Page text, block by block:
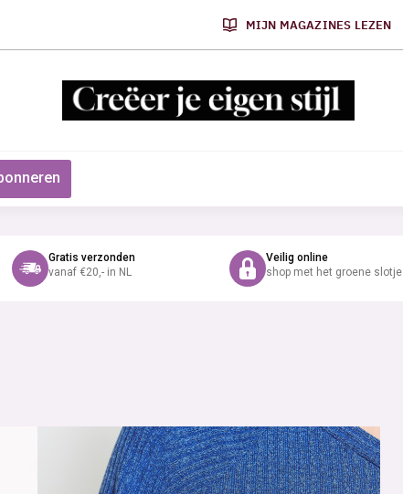
MIJN MAGAZINES LEZEN
Gratis verzonden
vanaf €20,- in NL
Veilig online
shop met het groene slotje